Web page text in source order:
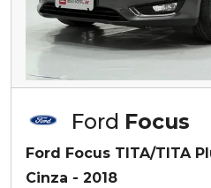
Ford Focus
Ford Focus TITA/TITA
Cinza - 2018